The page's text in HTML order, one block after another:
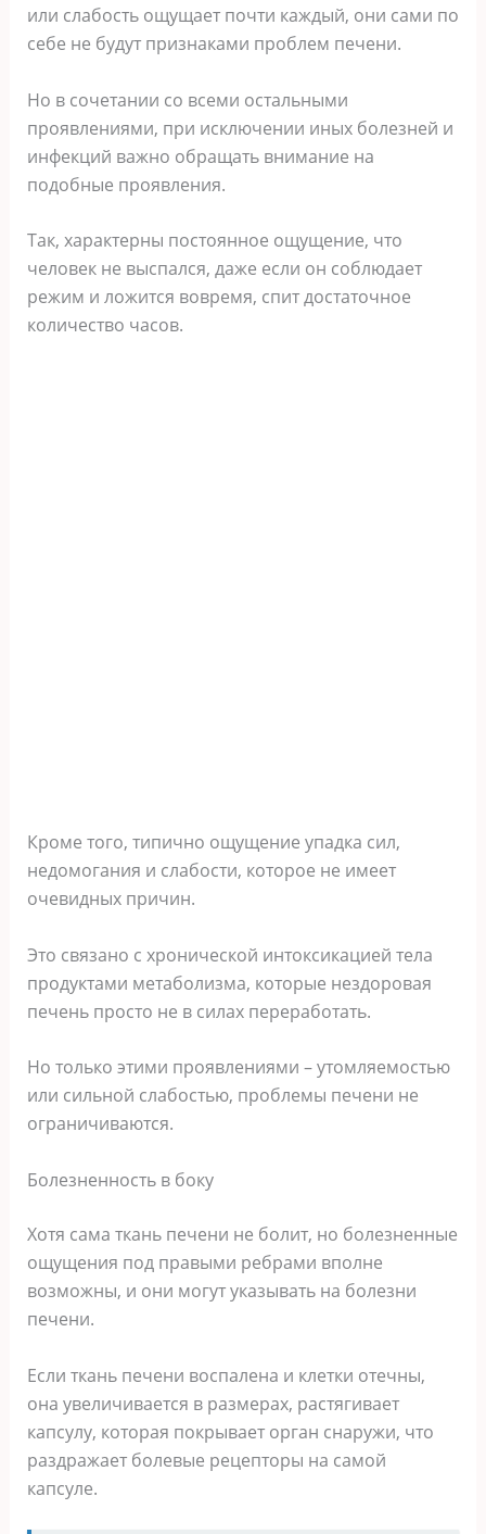
или слабость ощущает почти каждый, они сами по
себе не будут признаками проблем печени.
Но в сочетании со всеми остальными
проявлениями, при исключении иных болезней и
инфекций важно обращать внимание на
подобные проявления.
Так, характерны постоянное ощущение, что
человек не выспался, даже если он соблюдает
режим и ложится вовремя, спит достаточное
количество часов.
Кроме того, типично ощущение упадка сил,
недомогания и слабости, которое не имеет
очевидных причин.
Это связано с хронической интоксикацией тела
продуктами метаболизма, которые нездоровая
печень просто не в силах переработать.
Но только этими проявлениями – утомляемостью
или сильной слабостью, проблемы печени не
ограничиваются.
Болезненность в боку
Хотя сама ткань печени не болит, но болезненные
ощущения под правыми ребрами вполне
возможны, и они могут указывать на болезни
печени.
Если ткань печени воспалена и клетки отечны,
она увеличивается в размерах, растягивает
капсулу, которая покрывает орган снаружи, что
раздражает болевые рецепторы на самой
капсуле.